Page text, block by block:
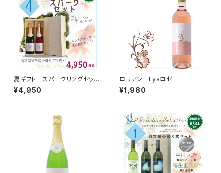
夏ギフト＿スパークリングセット
＜ ヴァン・ムスー 甲州 × ヴァ
ン・ムスーベーリーAロゼ ＞
¥4,950
ロリアン Lysロゼ
¥1,980